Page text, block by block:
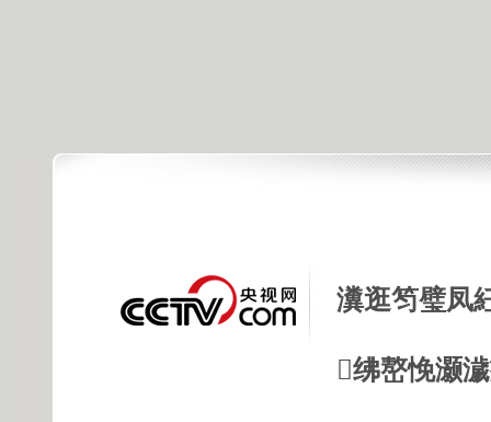
瀵逛笉璧凤
绋嶅悗灏